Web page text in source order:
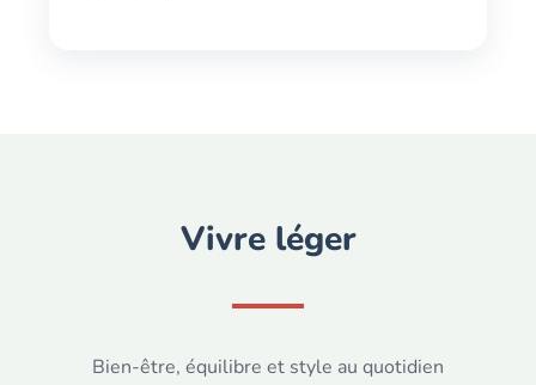
Vivre léger
Bien-être, équilibre et style au quotidien